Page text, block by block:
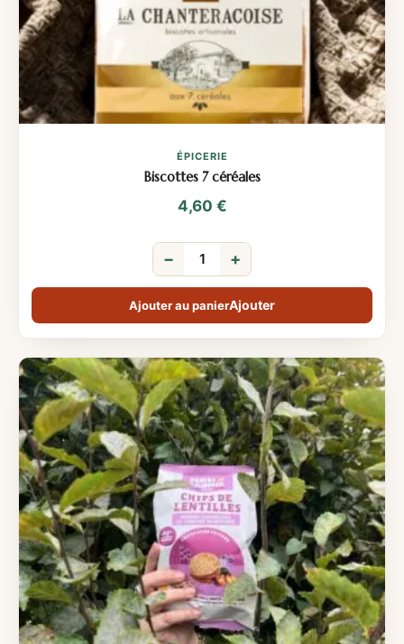
ÉPICERIE
Biscottes 7 céréales
4,60 €
− +
Ajouter au panier